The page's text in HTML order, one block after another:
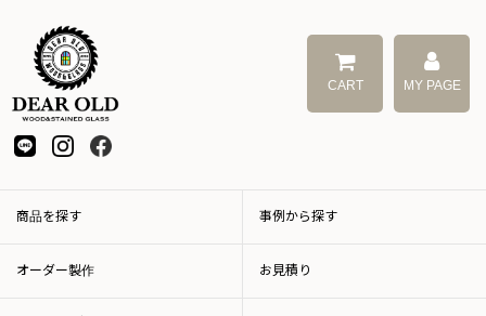
CART MY PAGE
商品を探す 事例から探す
オーダー製作 お見積り